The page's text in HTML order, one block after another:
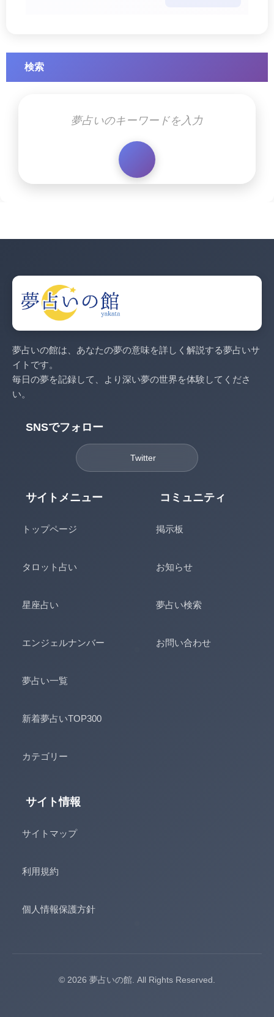
検索
夢占いの館は、あなたの夢の意味を詳しく解説する夢占いサ
イトです。
毎日の夢を記録して、より深い夢の世界を体験してくださ
い。
SNSでフォロー
Twitter
サイトメニュー
トップページ
タロット占い
星座占い
エンジェルナンバー
夢占い一覧
新着夢占いTOP300
カテゴリー
コミュニティ
掲示板
お知らせ
夢占い検索
お問い合わせ
サイト情報
サイトマップ
利用規約
個人情報保護方針
© 2026 夢占いの館. All Rights Reserved.